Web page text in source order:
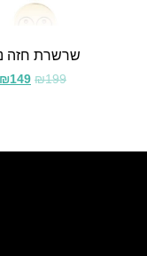
שרשרת חזה
₪199
₪149